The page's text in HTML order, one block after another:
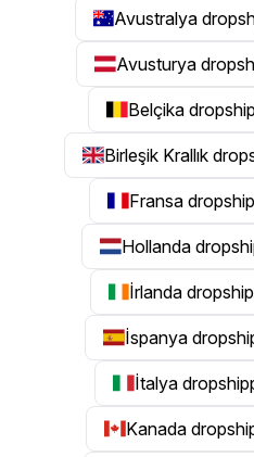
Avustralya
Avusturya
Belçika
Birleşik Krallık
Fransa
Hollanda
İrlanda
İspanya
İtalya
Kanada